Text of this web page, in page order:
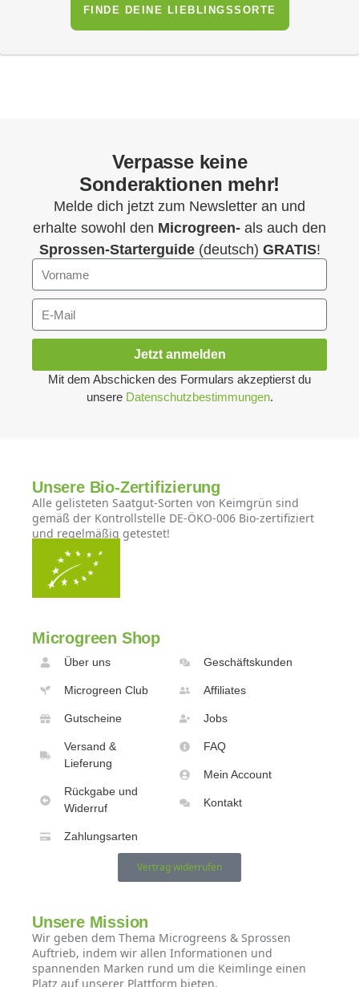
FINDE DEINE LIEBLINGSSORTE
Verpasse keine
Sonderaktionen mehr!
Melde dich jetzt zum Newsletter an und
erhalte sowohl den Microgreen- als auch den
Sprossen-Starterguide(deutsch) GRATIS!
Jetzt anmelden
Mit dem Abschicken des Formulars akzeptierst du
unsere Datenschutzbestimmungen.
Unsere Bio-Zertifizierung
Alle gelisteten Saatgut-Sorten von Keimgrün sind
gemäß der Kontrollstelle DE-ÖKO-006 Bio-zertifiziert
und regelmäßig getestet!
Microgreen Shop
Über uns
Microgreen Club
Gutscheine
Versand &
Lieferung
Rückgabe und
Widerruf
Zahlungsarten
Geschäftskunden
Affiliates
Jobs
FAQ
Mein Account
Kontakt
Vertrag widerrufen
Unsere Mission
Wir geben dem Thema Microgreens & Sprossen
Auftrieb, indem wir allen Informationen und
spannenden Marken rund um die Keimlinge einen
Platz auf unserer Plattform bieten.